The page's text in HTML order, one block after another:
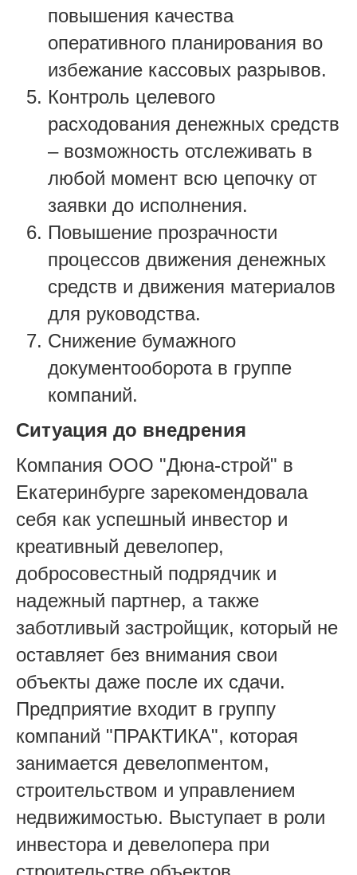
повышения качества
оперативного планирования во
избежание кассовых разрывов.
Контроль целевого
расходования денежных средств
– возможность отслеживать в
любой момент всю цепочку от
заявки до исполнения.
Повышение прозрачности
процессов движения денежных
средств и движения материалов
для руководства.
Снижение бумажного
документооборота в группе
компаний.
Ситуация до внедрения
Компания ООО "Дюна-строй" в
Екатеринбурге зарекомендовала
себя как успешный инвестор и
креативный девелопер,
добросовестный подрядчик и
надежный партнер, а также
заботливый застройщик, который не
оставляет без внимания свои
объекты даже после их сдачи.
Предприятие входит в группу
компаний "ПРАКТИКА", которая
занимается девелопментом,
строительством и управлением
недвижимостью. Выступает в роли
инвестора и девелопера при